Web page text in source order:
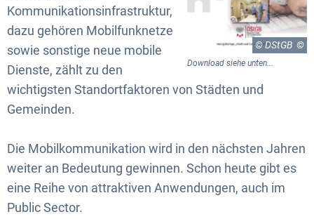
© DStGB
Download siehe unten...
Kommunikationsinfrastruktur,
dazu gehören Mobilfunknetze
sowie sonstige neue mobile
Dienste, zählt zu den
wichtigsten Standortfaktoren von Städten und
Gemeinden.
Die Mobilkommunikation wird in den nächsten Jahren
weiter an Bedeutung gewinnen. Schon heute gibt es
eine Reihe von attraktiven Anwendungen, auch im
Public Sector.